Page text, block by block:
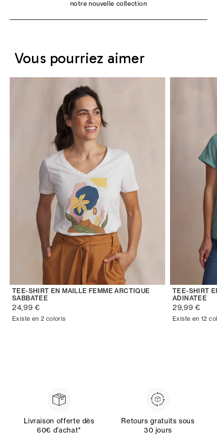
notre nouvelle collection
Vous pourriez aimer
TEE-SHIRT EN MAILLE FEMME ARCTIQUE
SABBATEE
24,99 €
Existe en 2 coloris
TEE-SHIRT
ADINATEE
29,99 €
Existe en 12
Livraison offerte dès
60€ d’achat*
Retours gratuits sous
30 jours